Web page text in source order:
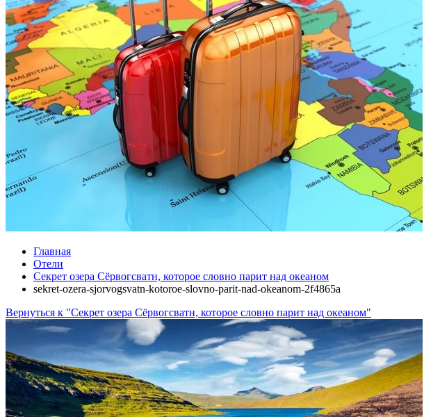
Главная
Отели
Секрет озера Сёрвогсватн, которое словно парит над океаном
sekret-ozera-sjorvogsvatn-kotoroe-slovno-parit-nad-okeanom-2f4865a
Вернуться к "Секрет озера Сёрвогсватн, которое словно парит над океаном"